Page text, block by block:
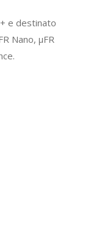
e destinato
Nano, μFR